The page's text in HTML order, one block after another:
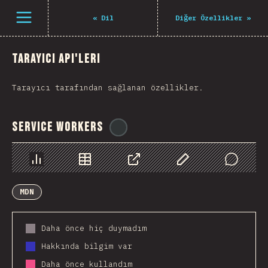
Open menu « Dil Diğer Özellikler »
Tarayıcı API'leri
Tarayıcı tarafından sağlanan özellikler.
Service Workers
Chart Data Share Customize Data
Comments
MDN
Daha önce hiç duymadım
Hakkında bilgim var
Daha önce kullandım
Navigated to The State of JS 2021